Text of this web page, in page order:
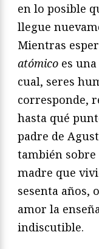
en lo posible
llegue
Mientras
atómico es
cual, seres
corresponde,
hasta qué
padre de
también
madre que
sesenta años,
amor la
indiscutible.